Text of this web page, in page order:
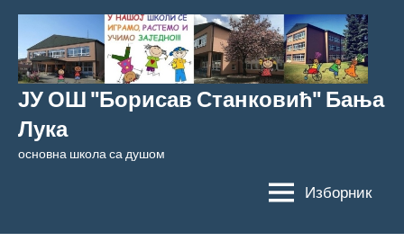
Скочи
садржај
ЈУ ОШ "Борисав Станковић" Бања
Лука
основна школа са душом
Изборник